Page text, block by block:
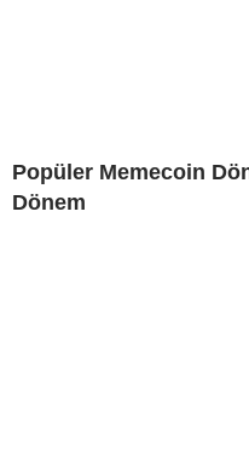
Popüler Memecoin
Dönem